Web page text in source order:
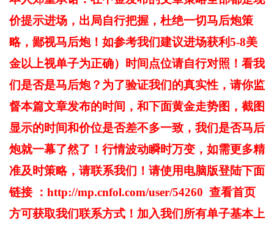
价提示进场，出局自行把握，杜绝一切马后炮策
略，鄙视马后炮！如参考我们建议进场获利5-8美
金以上视单子为正确）时间点位请自行对照！看我
们是否是马后炮？为了验证我们的真实性，请你监
督本篇文章发布的时间，和下面黄金走势图，截图
显示的时间和价位是否差不多一致，我们是否马后
炮就一幕了然了！行情波动瞬时万变，如需更多精
准及时策略，请联系我们！请使用电脑版登陆下面
链接 ：http://mp.cnfol.com/user/54260 查看首页
方可获取我们联系方式！加入我们所有单子基本上